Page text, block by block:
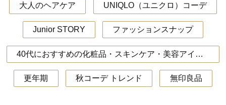
大人のヘアケア UNIQLO（ユニクロ）コーデ
Junior STORY ファッションスナップ
40代におすすめの化粧品・スキンケア・美容アイテム
更年期 秋コーデ トレンド 無印良品